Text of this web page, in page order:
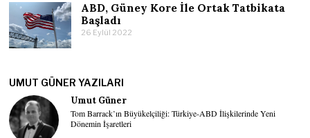
ABD, Güney Kore İle Ortak Tatbikata
Başladı
26 Eylül 2022
UMUT GÜNER YAZILARI
Umut Güner
Tom Barrack’ın Büyükelçiliği: Türkiye-ABD İlişkilerinde Yeni
Dönemin İşaretleri